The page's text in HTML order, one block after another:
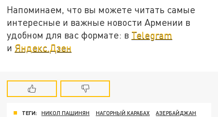
Напоминаем, что вы можете читать самые
интересные и важные новости Армении в
удобном для вас формате: в Telegram
и Яндекс.Дзен
ТЕГИ: НИКОЛ ПАШИНЯН НАГОРНЫЙ КАРАБАХ
АЗЕРБАЙДЖАН